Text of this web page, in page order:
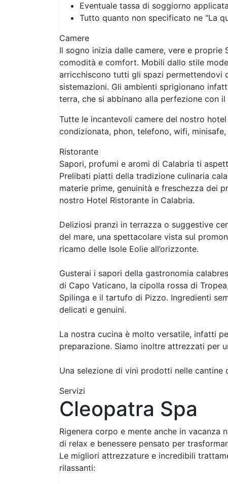
Eventuale tassa di soggiorno
Tutto quanto non specificato ne "La
Camere
Il sogno inizia dalle camere, vere e
comodità e comfort. Mobili dallo stile
arricchiscono tutti gli spazi permettendovi
sistemazioni. Gli ambienti sprigionano
terra, che si abbinano alla perfezione con
Tutte le incantevoli camere del nostro
condizionata, phon, telefono, wifi,
Ristorante
Sapori, profumi e aromi di Calabria ti
Prelibati piatti della tradizione culinaria
materie prime, genuinità e freschezza dei
nostro Hotel Ristorante in Calabria.
Deliziosi pranzi in terrazza o suggestive
del mare, una spettacolare vista sul
ricamo delle Isole Eolie all’orizzonte.
Gusterai i sapori della gastronomia
di Capo Vaticano, la cipolla rossa di
Spilinga e il tartufo di Pizzo. Ingredienti
delicati e genuini.
La nostra cucina è molto versatile, infatti
preparazione. Siamo inoltre attrezzati per
Una selezione di vini prodotti nelle
Servizi
Cleopatra Spa
Rigenera corpo e mente anche in vacanza
di relax e benessere pensato per
Le migliori attrezzature e incredibili
rilassanti: